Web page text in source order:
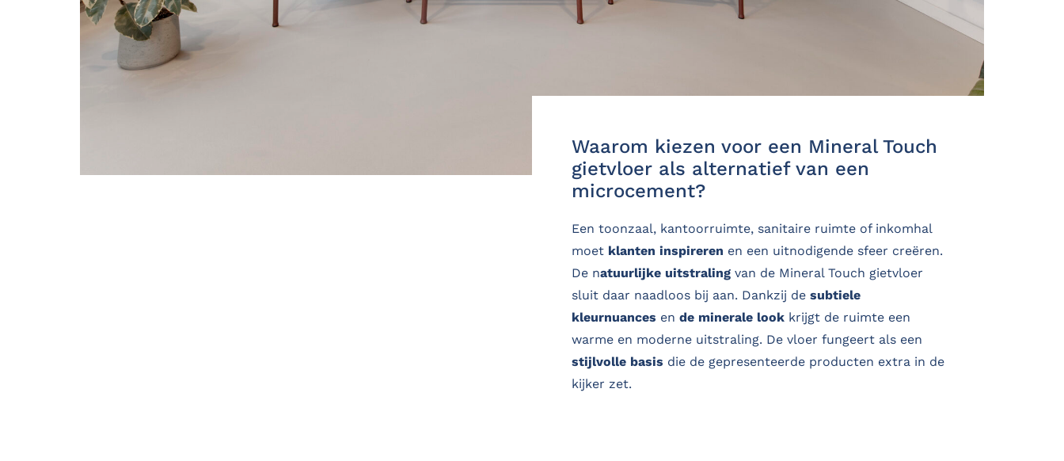
Waarom kiezen voor een Mineral Touch
gietvloer als alternatief van een
microcement?
Een toonzaal, kantoorruimte, sanitaire ruimte of inkomhal
moet klanten inspireren en een uitnodigende sfeer creëren.
De natuurlijke uitstraling van de Mineral Touch gietvloer
sluit daar naadloos bij aan. Dankzij de subtiele
kleurnuances en de minerale look krijgt de ruimte een
warme en moderne uitstraling. De vloer fungeert als een
stijlvolle basis die de gepresenteerde producten extra in de
kijker zet.